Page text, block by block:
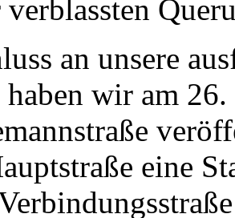
an unsere
wir am
eine